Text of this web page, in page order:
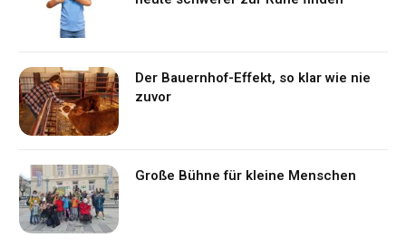
Der Bauernhof-Effekt, so klar wie nie
zuvor
Große Bühne für kleine Menschen